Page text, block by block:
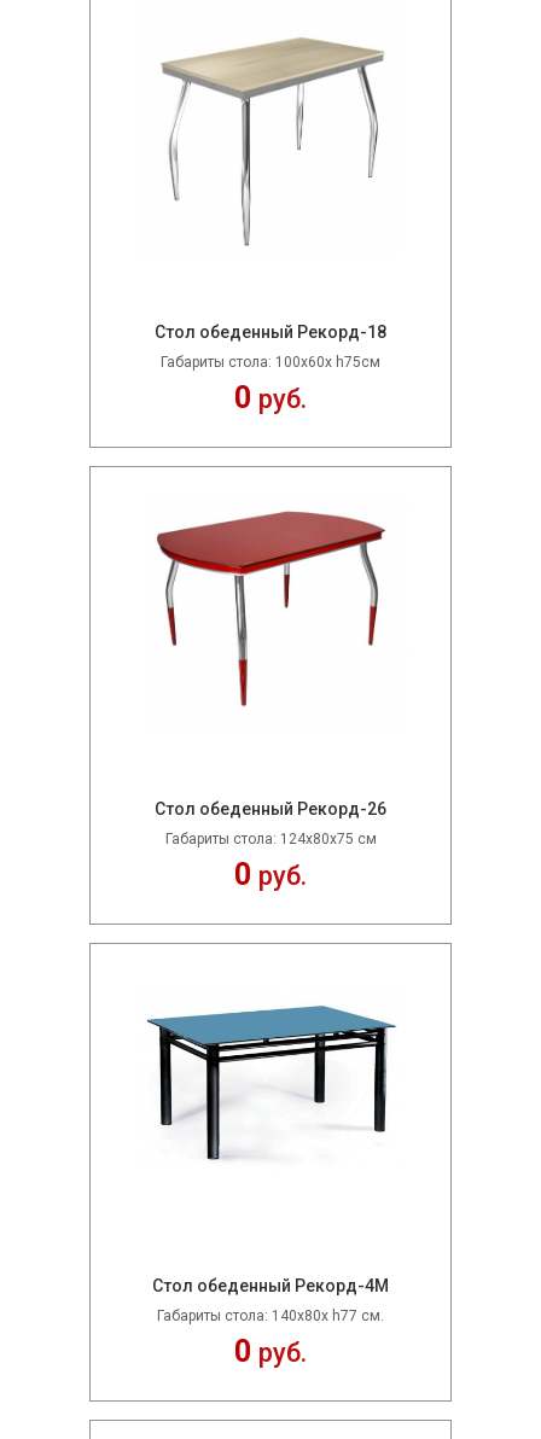
Стол обеденный Рекорд-18
Габариты стола: 100х60х h75см
0 руб.
Стол обеденный Рекорд-26
Габариты стола: 124х80х75 см
0 руб.
Стол обеденный Рекорд-4М
Габариты стола: 140х80х h77 см.
0 руб.